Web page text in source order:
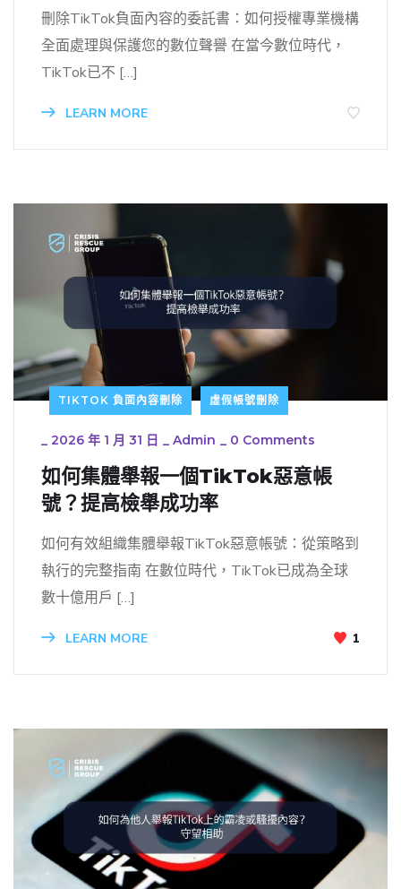
刪除TikTok負面內容的委託書：如何授權專業機構
全面處理與保護您的數位聲譽 在當今數位時代，
TikTok已不 […]
LEARN MORE
TIKTOK 負面內容刪除 虛假帳號刪除
2026 年 1 月 31 日 Admin 0 Comments
如何集體舉報一個TikTok惡意帳
號？提高檢舉成功率
如何有效組織集體舉報TikTok惡意帳號：從策略到
執行的完整指南 在數位時代，TikTok已成為全球
數十億用戶 […]
LEARN MORE 1